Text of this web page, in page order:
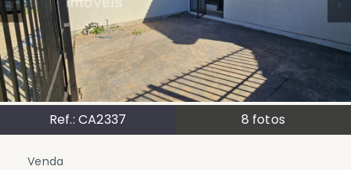
Ref.: CA2337 8 fotos
Venda